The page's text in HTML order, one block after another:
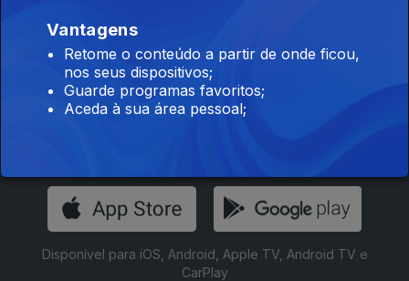
Adrian Quesada
Disponível para iOS, Android, Apple TV, Android TV e
CarPlay
Vantagens
Retome o conteúdo a partir de onde ficou,
nos seus dispositivos;
Guarde programas favoritos;
Aceda à sua área pessoal;